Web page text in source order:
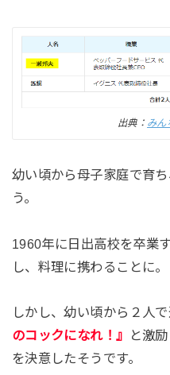
出典： みん
幼い頃から母子家庭で育
う。
1960年に日出高校を卒業
し、料理に携わることに。
しかし、幼い頃から２人
のコックになれ！』
と激
を決意したそうです。